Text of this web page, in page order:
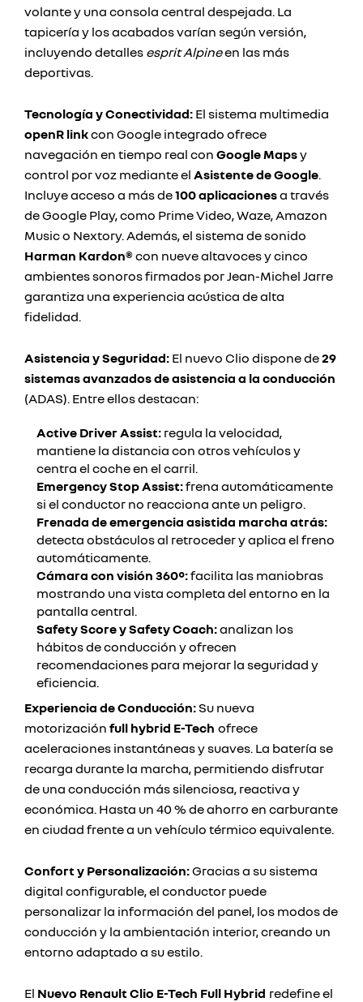
volante y una consola central despejada. La
tapicería y los acabados varían según versión,
incluyendo detalles esprit Alpineen las más
deportivas.
Tecnología y Conectividad: El sistema multimedia
openR linkcon Google integrado ofrece
navegación en tiempo real con Google Mapsy
control por voz mediante el Asistente de Google.
Incluye acceso a más de100 aplicacionesa través
de Google Play, como Prime Video, Waze, Amazon
Music o Nextory. Además, el sistema de sonido
Harman Kardon®con nueve altavoces y cinco
ambientes sonoros firmados por Jean-Michel Jarre
garantiza una experiencia acústica de alta
fidelidad.
Asistencia y Seguridad: El nuevo Clio dispone de29
sistemas avanzados de asistencia a la conducción
(ADAS). Entre ellos destacan:
Active Driver Assist: regula la velocidad,
mantiene la distancia con otros vehículos y
centra el coche en el carril.
Emergency Stop Assist:frena automáticamente
si el conductor no reacciona ante un peligro.
Frenada de emergencia asistida marcha atrás:
detecta obstáculos al retroceder y aplica el freno
automáticamente.
Cámara con visión 360°:facilita las maniobras
mostrando una vista completa del entorno en la
pantalla central.
Safety Score y Safety Coach:analizan los
hábitos de conducción y ofrecen
recomendaciones para mejorar la seguridad y
eficiencia.
Experiencia de Conducción: Su nueva
motorización full hybrid E-Tech ofrece
aceleraciones instantáneas y suaves. La batería se
recarga durante la marcha, permitiendo disfrutar
de una conducción más silenciosa, reactiva y
económica. Hasta un 40 % de ahorro en carburante
en ciudad frente a un vehículo térmico equivalente.
Confort y Personalización:Gracias a su sistema
digital configurable, el conductor puede
personalizar la información del panel, los modos de
conducción y la ambientación interior, creando un
entorno adaptado a su estilo.
El Nuevo Renault Clio E-Tech Full Hybrid redefine el